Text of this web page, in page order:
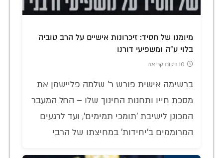
מיומנו של חסיד: זיכרונות אישיים על הרב טוביה
בלוי ע"ה ומשפיעי דורנו
10 דקות קריאה
ברשימה אישית פורש ר' שלמה פליישמן את
מסכת חייו ותחנות החינוך שלו – החל המעבר
המכונן לישיבת 'תומכי תמימים', ועד לרגעים
המרוממים ב'יחידות' במחיצתו של הרבי